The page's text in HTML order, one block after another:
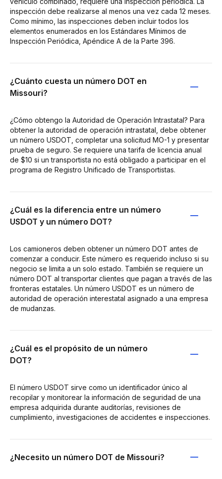
inspección debe realizarse al menos una vez cada 12 meses.
Como mínimo, las inspecciones deben incluir todos los
elementos enumerados en los Estándares Mínimos de
Inspección Periódica, Apéndice A de la Parte 396.
¿Cuánto cuesta un número DOT en
Missouri?
¿Cómo obtengo la Autoridad de Operación Intrastatal? Para
obtener la autoridad de operación intrastatal, debe obtener
un número USDOT, completar una solicitud MO-1 y presentar
prueba de seguro. Se requiere una tarifa de licencia anual
de $10 si un transportista no está obligado a participar en el
programa de Registro Unificado de Transportistas.
¿Cuál es la diferencia entre un número
USDOT y un número DOT?
Los camioneros deben obtener un número DOT antes de
comenzar a conducir. Este número es requerido incluso si su
negocio se limita a un solo estado. También se requiere un
número DOT al transportar clientes que pagan a través de las
fronteras estatales. Un número USDOT es un número de
autoridad de operación interestatal asignado a una empresa
de mudanzas.
¿Cuál es el propósito de un número
DOT?
El número USDOT sirve como un identificador único al
recopilar y monitorear la información de seguridad de una
empresa adquirida durante auditorías, revisiones de
cumplimiento, investigaciones de accidentes e inspecciones.
¿Necesito un número DOT de Missouri?